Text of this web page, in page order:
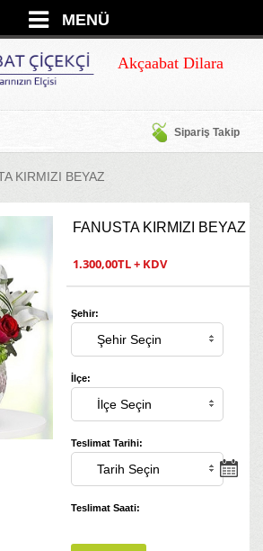
MENÜ
Akçaabat Dilara
Sipariş Takip
KIRMIZI BEYAZ
FANUSTA KIRMIZI BEYAZ
1.300,00TL + KDV
Şehir:
İlçe:
Teslimat Tarihi:
Teslimat Saati: